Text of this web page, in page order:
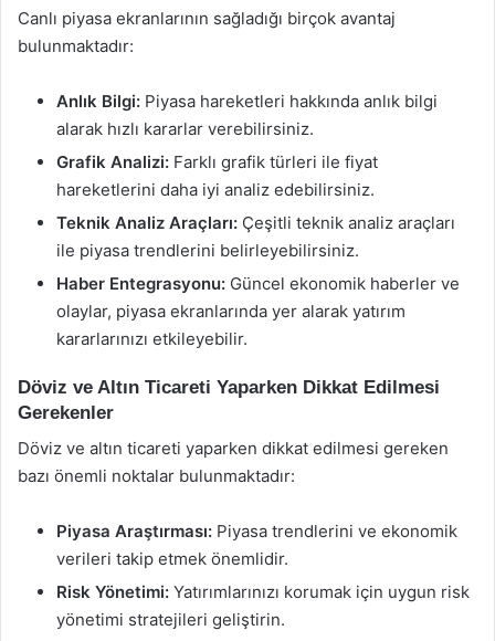
Canlı piyasa ekranlarının sağladığı birçok avantaj
bulunmaktadır:
Anlık Bilgi: Piyasa hareketleri hakkında anlık bilgi
alarak hızlı kararlar verebilirsiniz.
Grafik Analizi: Farklı grafik türleri ile fiyat
hareketlerini daha iyi analiz edebilirsiniz.
Teknik Analiz Araçları: Çeşitli teknik analiz araçları
ile piyasa trendlerini belirleyebilirsiniz.
Haber Entegrasyonu: Güncel ekonomik haberler ve
olaylar, piyasa ekranlarında yer alarak yatırım
kararlarınızı etkileyebilir.
Döviz ve Altın Ticareti Yaparken Dikkat Edilmesi
Gerekenler
Döviz ve altın ticareti yaparken dikkat edilmesi gereken
bazı önemli noktalar bulunmaktadır:
Piyasa Araştırması: Piyasa trendlerini ve ekonomik
verileri takip etmek önemlidir.
Risk Yönetimi: Yatırımlarınızı korumak için uygun risk
yönetimi stratejileri geliştirin.